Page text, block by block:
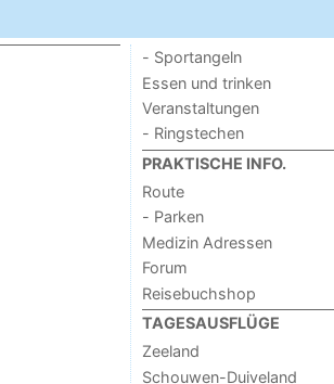
- Sportangeln
Essen und trinken
Veranstaltungen
- Ringstechen
PRAKTISCHE INFO.
Route
- Parken
Medizin Adressen
Forum
Reisebuchshop
TAGESAUSFLÜGE
Zeeland
Schouwen-Duiveland